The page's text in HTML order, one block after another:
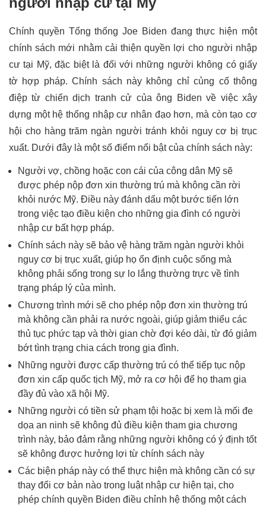
Chính quyền Tổng thống Joe Biden đang thực hiện một
chính sách mới nhằm cải thiện quyền lợi cho người nhập
cư tại Mỹ, đặc biệt là đối với những người không có giấy
tờ hợp pháp. Chính sách này không chỉ củng cố thông
điệp từ chiến dịch tranh cử của ông Biden về việc xây
dựng một hệ thống nhập cư nhân đạo hơn, mà còn tạo cơ
hội cho hàng trăm ngàn người tránh khỏi nguy cơ bị trục
xuất. Dưới đây là một số điểm nổi bật của chính sách này:
Người vợ, chồng hoặc con cái của công dân Mỹ sẽ
được phép nộp đơn xin thường trú mà không cần rời
khỏi nước Mỹ. Điều này đánh dấu một bước tiến lớn
trong việc tạo điều kiện cho những gia đình có người
nhập cư bất hợp pháp.
Chính sách này sẽ bảo vệ hàng trăm ngàn người khỏi
nguy cơ bị trục xuất, giúp họ ổn định cuộc sống mà
không phải sống trong sự lo lắng thường trực về tình
trạng pháp lý của mình.
Chương trình mới sẽ cho phép nộp đơn xin thường trú
mà không cần phải ra nước ngoài, giúp giảm thiểu các
thủ tục phức tạp và thời gian chờ đợi kéo dài, từ đó giảm
bớt tình trạng chia cách trong gia đình.
Những người được cấp thường trú có thể tiếp tục nộp
đơn xin cấp quốc tịch Mỹ, mở ra cơ hội để họ tham gia
đầy đủ vào xã hội Mỹ.
Những người có tiền sử phạm tội hoặc bị xem là mối đe
dọa an ninh sẽ không đủ điều kiện tham gia chương
trình này, bảo đảm rằng những người không có ý định tốt
sẽ không được hưởng lợi từ chính sách này
Các biện pháp này có thể thực hiện mà không cần có sự
thay đổi cơ bản nào trong luật nhập cư hiện tại, cho
phép chính quyền Biden điều chỉnh hệ thống một cách